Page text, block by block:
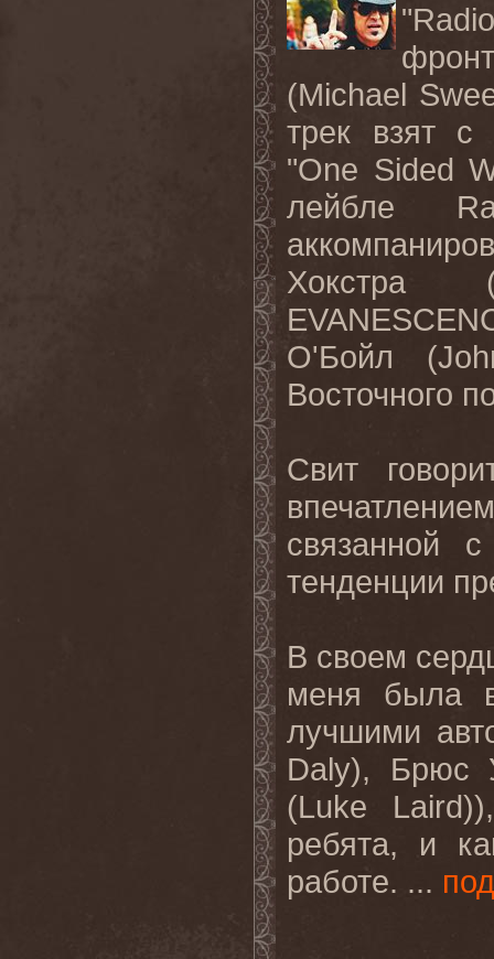
"Radio
(Michael
трек взят с
"One Sided
лейбле
Хокстра
О'Бойл
Восточного
Свит
связанной
тенденции
В своем
меня была
лучшими
Daly), Брюс
(Luke Laird
ребята, и
работе. ...